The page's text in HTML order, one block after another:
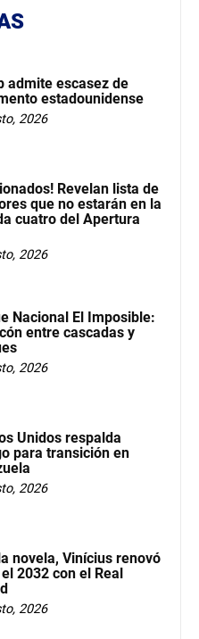
admite escasez de
estadounidense
2026
Revelan lista de
que no estarán en la
cuatro del Apertura
2026
Nacional El Imposible:
entre cascadas y
2026
Unidos respalda
para transición en
2026
novela, Vinícius renovó
2032 con el Real
2026